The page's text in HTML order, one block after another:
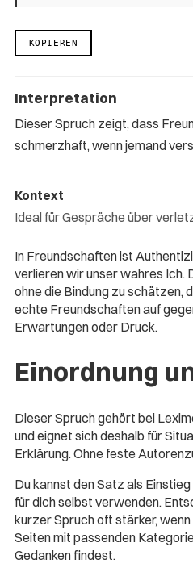
KOPIEREN
Interpretation
Dieser Spruch zeigt, dass
schmerzhaft, wenn jemand
Kontext
Ideal für Gespräche über
In Freundschaften ist
verlieren wir unser wahres Ich.
ohne die Bindung zu schätzen,
echte Freundschaften auf
Erwartungen oder Druck.
Einordnung
Dieser Spruch gehört bei
und eignet sich deshalb für
Erklärung. Ohne feste
Du kannst den Satz als
für dich selbst verwenden.
kurzer Spruch oft stärker,
Seiten mit passenden
Gedanken findest.